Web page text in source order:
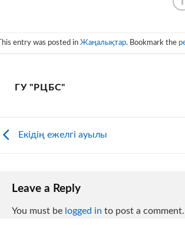
This entry was posted in Жаңалықтар. Bookmark the
ГУ "РЦБС"
Екідің ежелгі ауылы
Leave a Reply
You must be logged in to post a comment.